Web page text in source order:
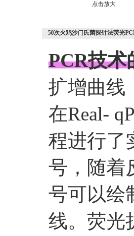
点击放大
50次火鸡沙门氏菌探针法荧光
PCR技术
扩增曲线
在Real-
程进行了
号，随着
号可以绘
线。荧光